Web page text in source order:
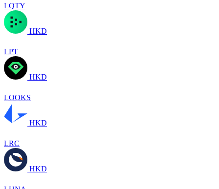
LQTY
HKD
LPT
HKD
LOOKS
HKD
LRC
HKD